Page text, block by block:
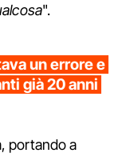
".
un errore e
già 20 anni
portando a